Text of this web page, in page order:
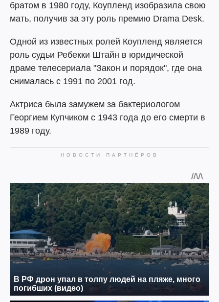
братом в 1980 году, Коупленд изобразила свою
мать, получив за эту роль премию Drama Desk.
Одной из известных ролей Коупленд является
роль судьи Ребекки Штайн в юридической
драме телесериала "Закон и порядок", где она
снималась с 1991 по 2001 год.
Актриса была замужем за бактериологом
Георгием Купчиком с 1943 года до его смерти в
1989 году.